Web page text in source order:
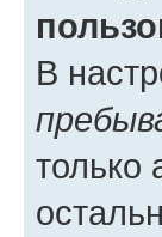
В
только